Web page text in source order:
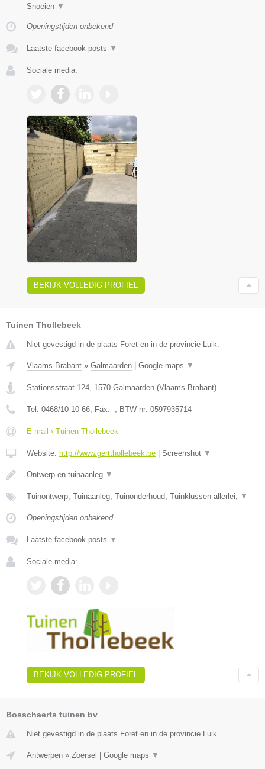
Snoeien ▼
Openingstijden onbekend
Laatste facebook posts ▼
Sociale media:
BEKIJK VOLLEDIG PROFIEL
Tuinen Thollebeek
Niet gevestigd in de plaats Foret en in de provincie Luik.
Vlaams-Brabant » Galmaarden Google maps ▼
Stationsstraat 124, 1570 Galmaarden (Vlaams-Brabant)
Tel: 0468/10 10 66, Fax: -, BTW-nr: 0597935714
E-mail › Tuinen Thollebeek
Website: http://www.gertthollebeek.be Screenshot ▼
Ontwerp en tuinaanleg ▼
Tuinontwerp, Tuinaanleg, Tuinonderhoud, Tuinklussen allerlei, ▼
Openingstijden onbekend
Laatste facebook posts ▼
Sociale media:
BEKIJK VOLLEDIG PROFIEL
Bosschaerts tuinen bv
Niet gevestigd in de plaats Foret en in de provincie Luik.
Antwerpen » Zoersel Google maps ▼